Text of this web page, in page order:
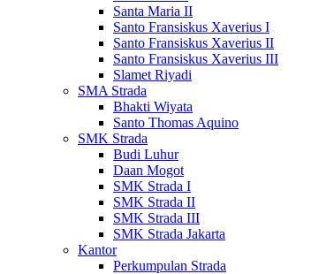
Santa Maria II
Santo Fransiskus Xaverius I
Santo Fransiskus Xaverius II
Santo Fransiskus Xaverius III
Slamet Riyadi
SMA Strada
Bhakti Wiyata
Santo Thomas Aquino
SMK Strada
Budi Luhur
Daan Mogot
SMK Strada I
SMK Strada II
SMK Strada III
SMK Strada Jakarta
Kantor
Perkumpulan Strada